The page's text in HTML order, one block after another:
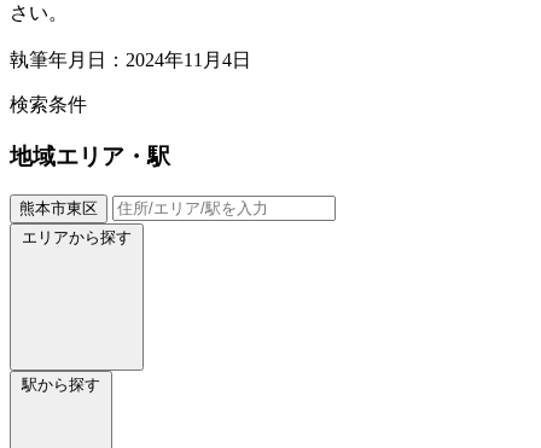
さい。
執筆年月日：2024年11月4日
検索条件
地域エリア・駅
熊本市東区
エリアから探す
駅から探す